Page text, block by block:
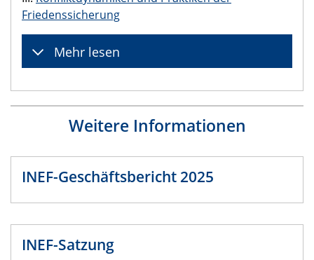
Friedenssicherung
Mehr lesen
Weitere Informationen
INEF-Geschäftsbericht 2025
INEF-Satzung